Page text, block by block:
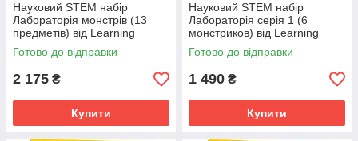
Науковий STEM набір
Лабораторія монстрів (13
предметів) від Learning
Resources (104-522)
Готово до відправки
2 175 ₴
Купити
Науковий STEM набір
Лабораторія серія 1 (6
монстриков) від Learning
Resources (104-026)
Готово до відправки
1 490 ₴
Купити